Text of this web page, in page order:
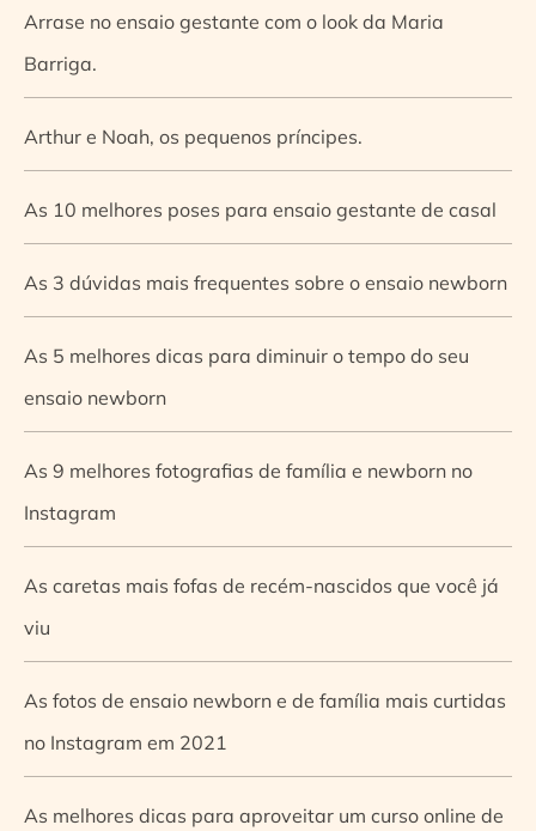
Arrase no ensaio gestante com o look da Maria
Barriga.
Arthur e Noah, os pequenos príncipes.
As 10 melhores poses para ensaio gestante de casal
As 3 dúvidas mais frequentes sobre o ensaio newborn
As 5 melhores dicas para diminuir o tempo do seu
ensaio newborn
As 9 melhores fotografias de família e newborn no
Instagram
As caretas mais fofas de recém-nascidos que você já
viu
As fotos de ensaio newborn e de família mais curtidas
no Instagram em 2021
As melhores dicas para aproveitar um curso online de